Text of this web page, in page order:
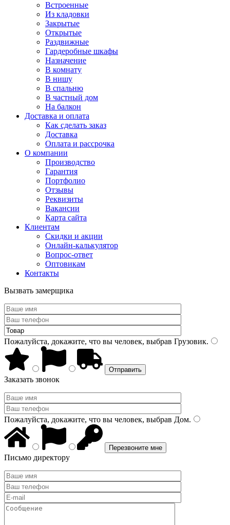
Встроенные
Из кладовки
Закрытые
Открытые
Раздвижные
Гардеробные шкафы
Назначение
В комнату
В нишу
В спальню
В частный дом
На балкон
Доставка и оплата
Как сделать заказ
Доставка
Оплата и рассрочка
О компании
Производство
Гарантия
Портфолио
Отзывы
Реквизиты
Вакансии
Карта сайта
Клиентам
Скидки и акции
Онлайн-калькулятор
Вопрос-ответ
Оптовикам
Контакты
Вызвать замерщика
Пожалуйста, докажите, что вы человек, выбрав Грузовик.
Заказать звонок
Пожалуйста, докажите, что вы человек, выбрав Дом.
Письмо директору